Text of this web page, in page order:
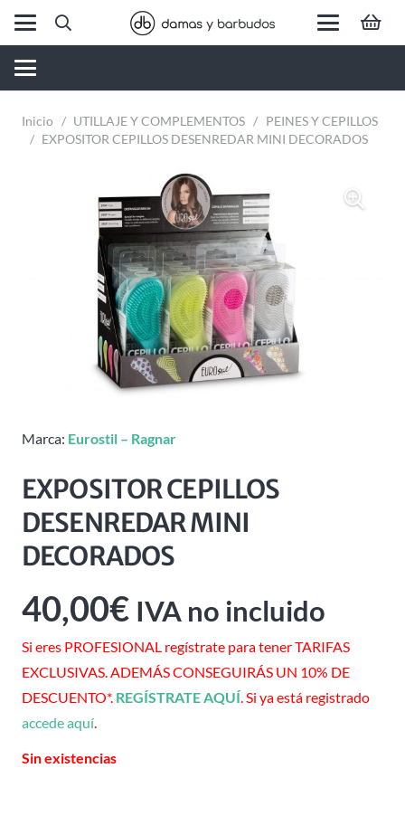
Inicio / UTILLAJE Y COMPLEMENTOS / PEINES Y CEPILLOS
/ EXPOSITOR CEPILLOS DESENREDAR MINI DECORADOS
Marca: Eurostil – Ragnar
EXPOSITOR CEPILLOS
DESENREDAR MINI
DECORADOS
40,00€ IVA no incluido
Si eres PROFESIONAL regístrate para tener TARIFAS
EXCLUSIVAS. ADEMÁS CONSEGUIRÁS UN 10% DE
DESCUENTO*. REGÍSTRATE AQUÍ. Si ya está registrado
accede aquí.
Sin existencias